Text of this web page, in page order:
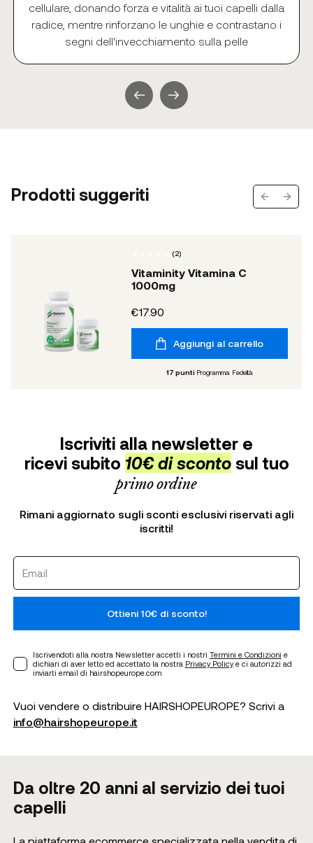
cellulare, donando forza e vitalità ai tuoi capelli dalla
radice, mentre rinforzano le unghie e contrastano i
segni dell'invecchiamento sulla pelle
Prodotti suggeriti Previous
Next
(2)
Vitaminity Vitamina C
1000mg
€17.90
Aggiungi al carrello
17 punti Programma Fedeltà
Iscriviti alla newsletter e
ricevi subito 10€ di scontosul tuo
primo ordine
Rimani aggiornato sugli sconti esclusivi riservati agli
iscritti!
Ottieni 10€ di sconto!
Iscrivendoti alla nostra Newsletter accetti i nostri Termini e Condizioni e
dichiari di aver letto ed accettato la nostra Privacy Policye ci autorizzi ad
inviarti email di hairshopeurope.com
Vuoi vendere o distribuire HAIRSHOPEUROPE? Scrivi a
info@hairshopeurope.it
Da oltre 20 anni al servizio dei tuoi
capelli